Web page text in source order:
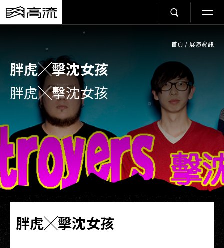
首頁 / 展演資訊
胖虎╳擊沈女孩
胖虎╳擊沈女孩
胖虎╳擊沈女孩